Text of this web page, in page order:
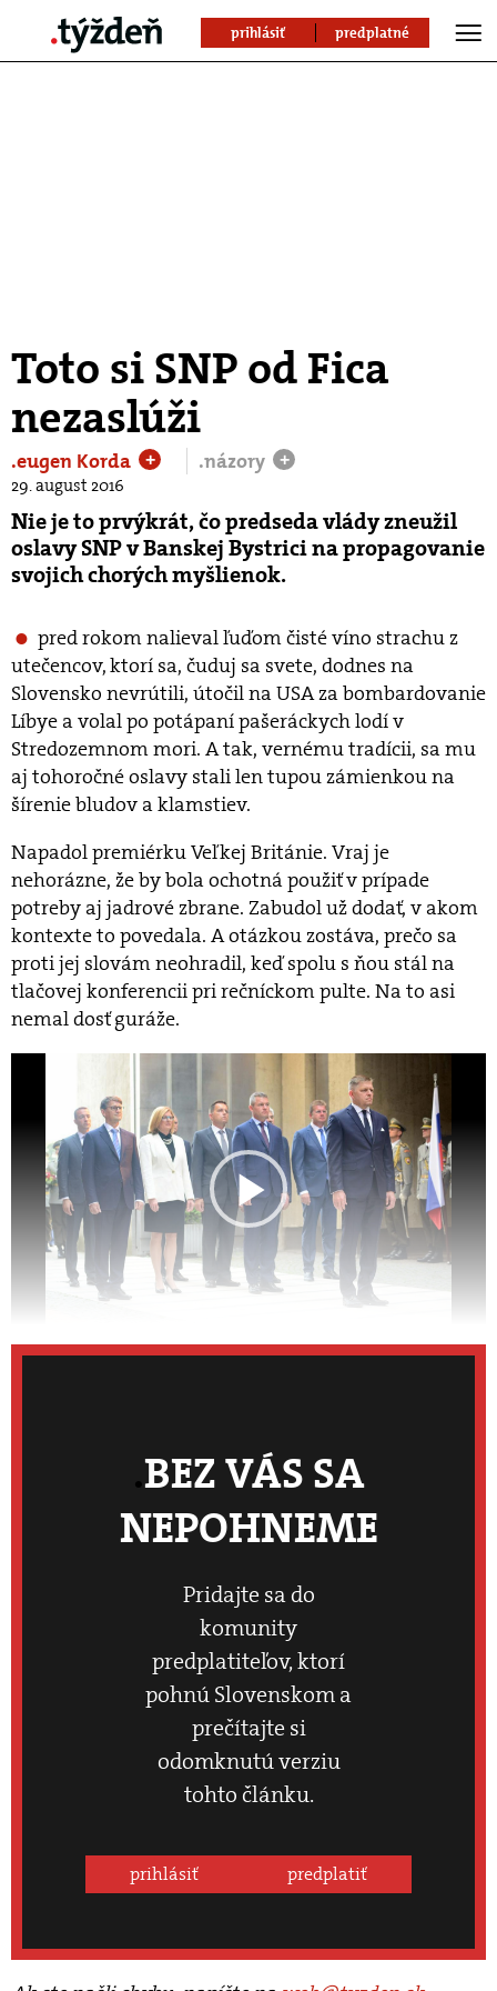
prihlásiť predplatné
Toto si SNP od Fica
nezaslúži
.eugen Korda + .názory +
29. august 2016
Nie je to prvýkrát, čo predseda vlády zneužil
oslavy SNP v Banskej Bystrici na propagovanie
svojich chorých myšlienok.
pred rokom nalieval ľuďom čisté víno strachu z
utečencov, ktorí sa, čuduj sa svete, dodnes na
Slovensko nevrútili, útočil na USA za bombardovanie
Líbye a volal po potápaní pašeráckych lodí v
Stredozemnom mori. A tak, vernému tradícii, sa mu
aj tohoročné oslavy stali len tupou zámienkou na
šírenie bludov a klamstiev.
Napadol premiérku Veľkej Británie. Vraj je
nehorázne, že by bola ochotná použiť v prípade
potreby aj jadrové zbrane. Zabudol už dodať, v akom
kontexte to povedala. A otázkou zostáva, prečo sa
proti jej slovám neohradil, keď spolu s ňou stál na
tlačovej konferencii pri rečníckom pulte. Na to asi
nemal dosť guráže.
BEZ VÁS SA
NEPOHNEME
Pridajte sa do
komunity
predplatiteľov, ktorí
pohnú Slovenskom a
prečítajte si
odomknutú verziu
tohto článku.
prihlásiť predplatiť